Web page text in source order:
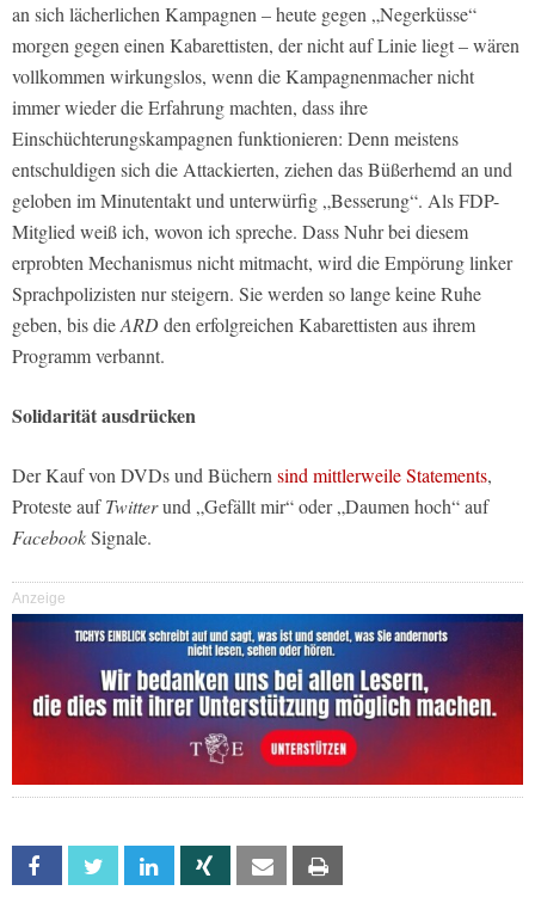
an sich lächerlichen Kampagnen – heute gegen „Negerküsse“
morgen gegen einen Kabarettisten, der nicht auf Linie liegt – wären
vollkommen wirkungslos, wenn die Kampagnenmacher nicht
immer wieder die Erfahrung machten, dass ihre
Einschüchterungskampagnen funktionieren: Denn meistens
entschuldigen sich die Attackierten, ziehen das Büßerhemd an und
geloben im Minutentakt und unterwürfig „Besserung“. Als FDP-
Mitglied weiß ich, wovon ich spreche. Dass Nuhr bei diesem
erprobten Mechanismus nicht mitmacht, wird die Empörung linker
Sprachpolizisten nur steigern. Sie werden so lange keine Ruhe
geben, bis dieARDden erfolgreichen Kabarettisten aus ihrem
Programm verbannt.
Solidarität ausdrücken
Der Kauf von DVDs und Büchernsind mittlerweile Statements,
Proteste aufTwitterund „Gefällt mir“ oder „Daumen hoch“ auf
FacebookSignale.
Anzeige
Facebook Twitter Linkedin Xing Email